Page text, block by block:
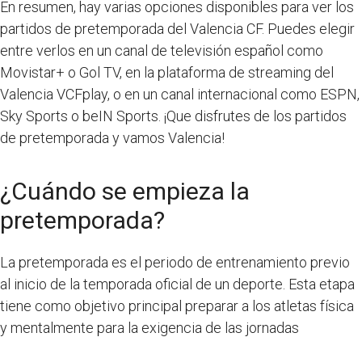
En resumen, hay varias opciones disponibles para ver los
partidos de pretemporada del Valencia CF. Puedes elegir
entre verlos en un canal de televisión español como
Movistar+ o Gol TV, en la plataforma de streaming del
Valencia VCFplay, o en un canal internacional como ESPN,
Sky Sports o beIN Sports. ¡Que disfrutes de los partidos
de pretemporada y vamos Valencia!
¿Cuándo se empieza la
pretemporada?
La pretemporada es el periodo de entrenamiento previo
al inicio de la temporada oficial de un deporte. Esta etapa
tiene como objetivo principal preparar a los atletas física
y mentalmente para la exigencia de las jornadas